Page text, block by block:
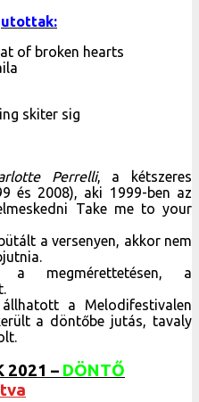
of broken hearts
skiter sig
Perrelli, a kétszeres
és 2008), aki 1999-ben az
Take me to your
a versenyen, akkor nem
megmérettetésen, a
a Melodifestivalen
a döntőbe jutás, tavaly
2021 – DÖNTŐ